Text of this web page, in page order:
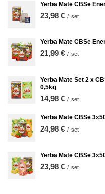
Yerba Mate CBSe
23,98 € / set
Yerba Mate CBSe
21,99 € / set
Yerba Mate Set 2 x
0,5kg
14,98 € / set
Yerba Mate CBSe
24,98 € / set
Yerba Mate CBSe
23,98 € / set